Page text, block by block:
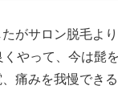
がサロン脱毛より
くやって、今は髭
、痛みを我慢でき